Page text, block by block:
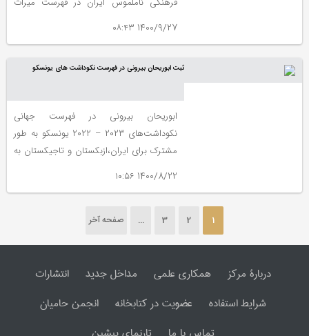
1400/9/27 ۰۸:۴۳
ثبت ابوریحان بیرونی در فهرست نکوداشت های یونسکو
ابوریحان بیرونی در فهرست جهانی
نکوداشت‌های ۲۰۲۳ – ۲۰۲۲ یونسکو به طور
مشترک برای ایران،ازبکستان و تاجیکستان به
1400/8/22 ۱۰:۵۶
1
2
3
... صفحه آخر
دربارۀ مرکز همکاری علمی مداخل جدید
انتشارات
شرایط استفاده
عضویت در کتابخانه
انجمن حامیان